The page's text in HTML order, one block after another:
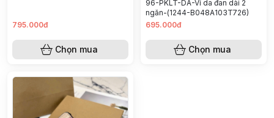
795.000đ
Chọn mua
96-PKLT-DA-Ví da đan dài 2
ngăn-(1244-B048A103T726)
695.000đ
Chọn mua